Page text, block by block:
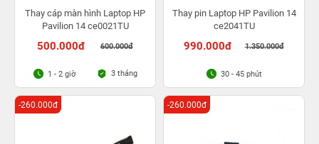
Thay cáp màn hình Laptop HP
Pavilion 14 ce0021TU
500.000đ 600.000đ
1 - 2 giờ 3 tháng
Thay pin Laptop HP Pavilion 14
ce2041TU
990.000đ 1.350.000đ
30 - 45 phút
-260.000đ -260.000đ